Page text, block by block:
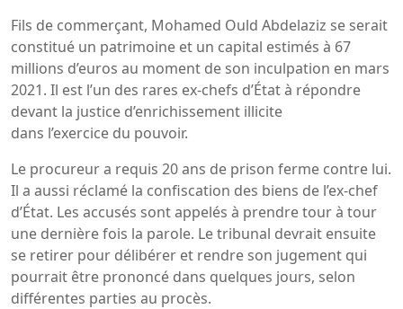
Fils de commerçant, Mohamed Ould Abdelaziz se serait
constitué un patrimoine et un capital estimés à 67
millions d’euros au moment de son inculpation en mars
2021. Il est l’un des rares ex-chefs d’État à répondre
devant la justice d’enrichissement illicite
dans l’exercice du pouvoir.
Le procureur a requis 20 ans de prison ferme contre lui.
Il a aussi réclamé la confiscation des biens de l’ex-chef
d’État. Les accusés sont appelés à prendre tour à tour
une dernière fois la parole. Le tribunal devrait ensuite
se retirer pour délibérer et rendre son jugement qui
pourrait être prononcé dans quelques jours, selon
différentes parties au procès.